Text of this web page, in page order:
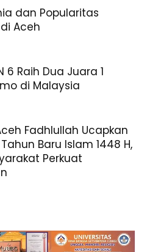
dan Popularitas
Aceh
6 Raih Dua Juara 1
di Malaysia
Fadhlullah Ucapkan
Baru Islam 1448 H,
Perkuat